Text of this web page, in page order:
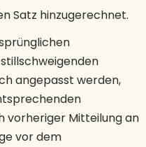
Satz hinzugerechnet.
angepasst werden,
vorheriger Mitteilung an
vor dem